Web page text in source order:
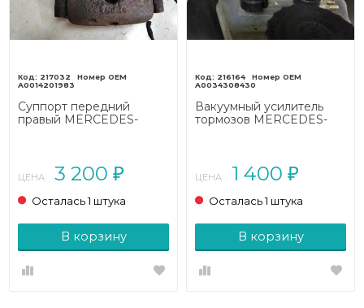
217032
A0014201983
Суппорт передний
правый MERCEDES-
ЦЕНА: 3 200 ₽
Осталась 1 штука
В корзину
216164
A0034308430
Вакуумный усилитель
тормозов MERCEDES-
ЦЕНА: 1 400 ₽
Осталась 1 штука
В корзину